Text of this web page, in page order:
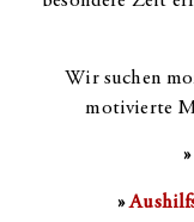
Wir suchen
motivierte
»
»